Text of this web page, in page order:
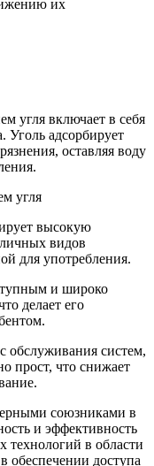
их
угля включает в себя
Уголь адсорбирует
оставляя воду
угля
высокую
видов
для употребления.
и широко
делает его
обслуживания систем,
прост, что снижает
союзниками в
и эффективность
технологий в области
обеспечении доступа